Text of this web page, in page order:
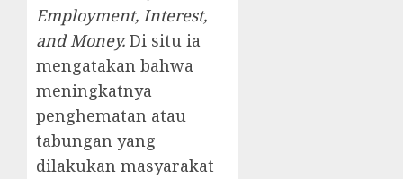
Employment, Interest,
and Money.Di situ ia
mengatakan bahwa
meningkatnya
penghematan atau
tabungan yang
dilakukan masyarakat